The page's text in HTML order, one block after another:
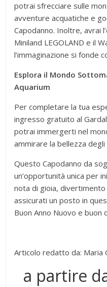
potrai sfrecciare sulle
avventure acquatiche e
Capodanno. Inoltre, avrai
Miniland LEGOLAND e il
l’immaginazione si fonde
Esplora il Mondo
Aquarium
Per completare la tua
ingresso gratuito al
potrai immergerti nel
ammirare la bellezza
Questo Capodanno da
un’opportunità unica per
nota di gioia,
assicurati un posto in
Buon Anno Nuovo e buon
Articolo redatto da: Maria
a partire